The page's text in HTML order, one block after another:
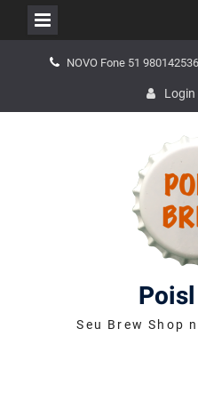
NOVO Fone 51 980142536
Login
Seu Brew Shop